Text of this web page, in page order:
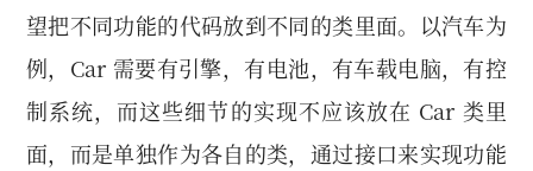
望把不同功能的代码放到不同的类里面。以汽车为
例，Car 需要有引擎，有电池，有车载电脑，有控
制系统，而这些细节的实现不应该放在 Car 类里
面，而是单独作为各自的类，通过接口来实现功能